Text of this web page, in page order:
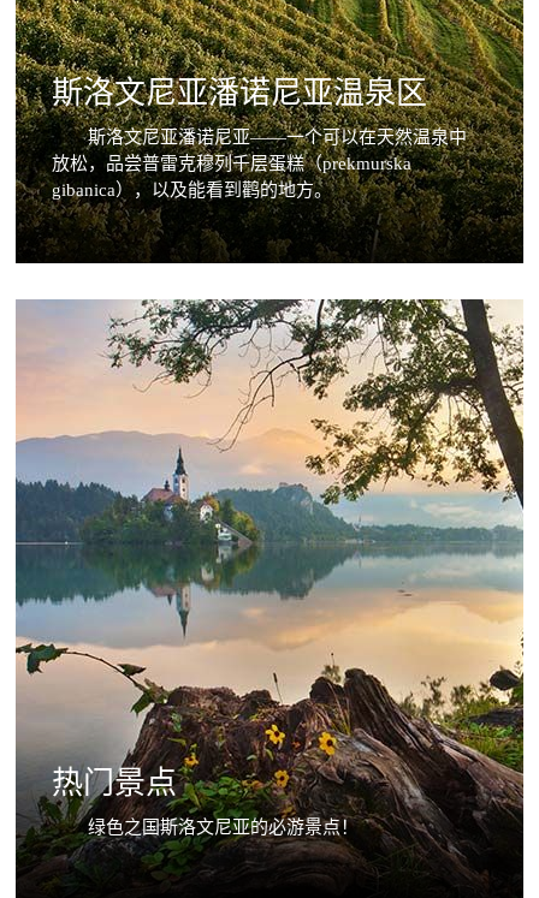
斯洛文尼亚潘诺尼亚温泉区
斯洛文尼亚潘诺尼亚——一个可以在天然温泉中
放松，品尝普雷克穆列千层蛋糕（prekmurska
gibanica），以及能看到鹳的地方。
热门景点
绿色之国斯洛文尼亚的必游景点！